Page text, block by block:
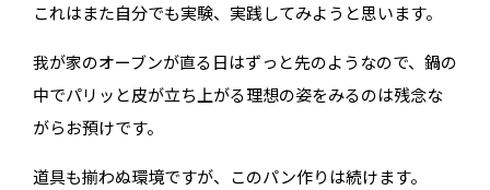
これはまた自分でも実験、実践してみようと思います。
我が家のオーブンが直る日はずっと先のようなので、鍋の
中でパリッと皮が立ち上がる理想の姿をみるのは残念な
がらお預けです。
道具も揃わぬ環境ですが、このパン作りは続けます。